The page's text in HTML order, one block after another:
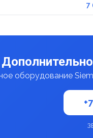
7
оборудование